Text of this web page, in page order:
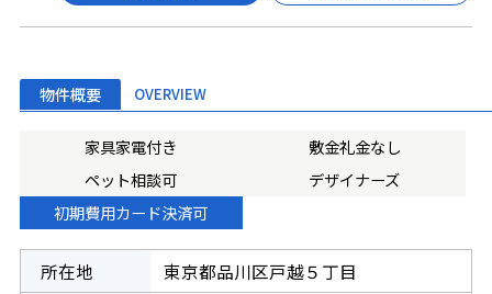
物件概要 OVERVIEW
家具家電付き
敷金礼金なし
ペット相談可
デザイナーズ
初期費用カード決済可
所在地 東京都品川区戸越５丁目